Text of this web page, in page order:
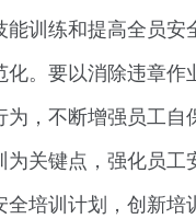
能训练和提高全员安
。要以消除违章作
为，不断增强员工自
为关键点，强化员工
全培训计划，创新培